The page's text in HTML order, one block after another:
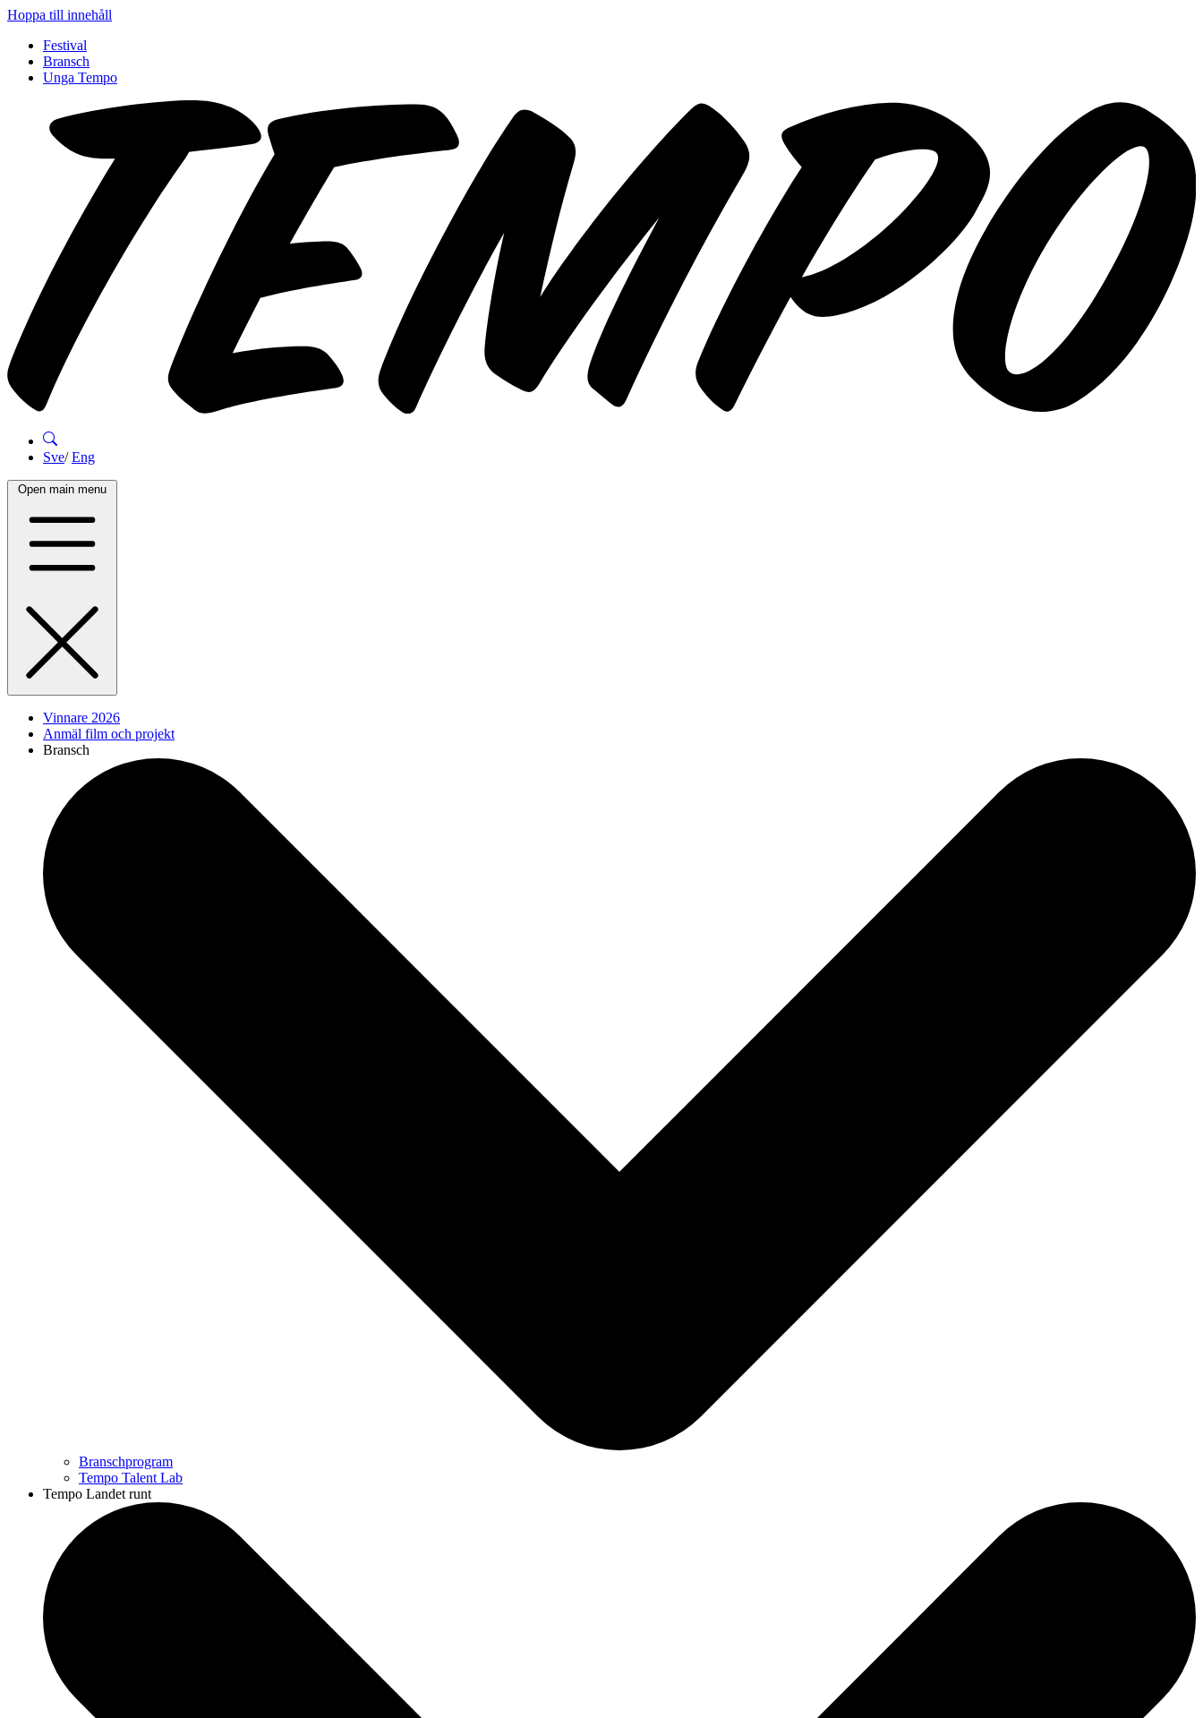
Hoppa till innehåll
Festival
Bransch
Unga Tempo
Sve/Eng
Open main menu
Vinnare 2026
Anmäl film och projekt
Bransch
Branschprogram
Tempo Talent Lab
Tempo Landet runt